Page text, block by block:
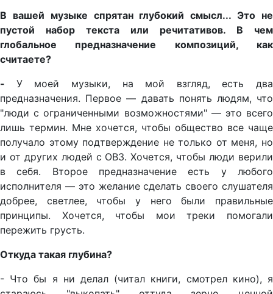
В вашей музыке спрятан глубокий смысл... Это не
пустой набор текста или речитативов. В чем
глобальное предназначение композиций, как
считаете?
- У моей музыки, на мой взгляд, есть два
предназначения. Первое — давать понять людям, что
"люди с ограниченными возможностями" — это всего
лишь термин. Мне хочется, чтобы общество все чаще
получало этому подтверждение не только от меня, но
и от других людей с ОВЗ. Хочется, чтобы люди верили
в себя. Второе предназначение есть у любого
исполнителя — это желание сделать своего слушателя
добрее, светлее, чтобы у него были правильные
принципы. Хочется, чтобы мои треки помогали
пережить грусть.
Откуда такая глубина?
- Что бы я ни делал (читал книги, смотрел кино), я